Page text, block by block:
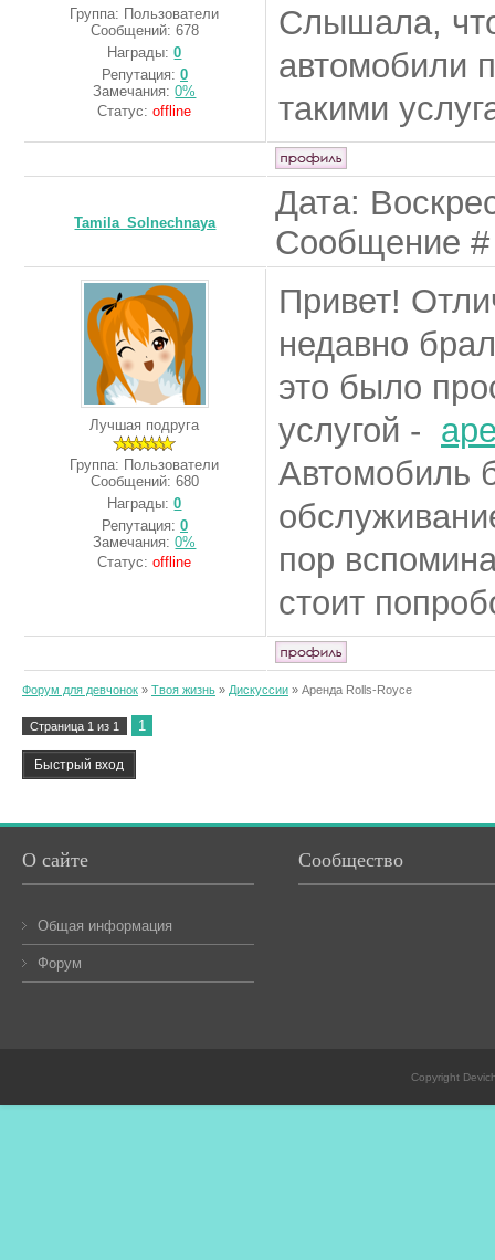
Группа: Пользователи
Сообщений: 678
Награды:0
Репутация: 0
Замечания:0%
Статус:offline
Слышала,
автомобили
такими
Tamila_Solnechnaya
Дата:
Сообщение
Лучшая подруга
Группа: Пользователи
Сообщений: 680
Награды:0
Репутация: 0
Замечания:0%
Статус:offline
Привет!
недавно
это было
услугой -
Автомобиль
пор
стоит
Форум для девчонок » Твоя жизнь » Дискуссии » Аренда Rolls-Royce
Страница 1 из 1 1
О сайте
Общая информация
Форум
Сообщество
Copyright